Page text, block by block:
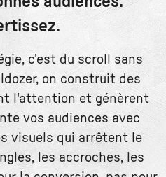
c'est du scroll sans
on construit des
l'attention et génèrent
vos audiences avec
visuels qui arrêtent le
les accroches, les